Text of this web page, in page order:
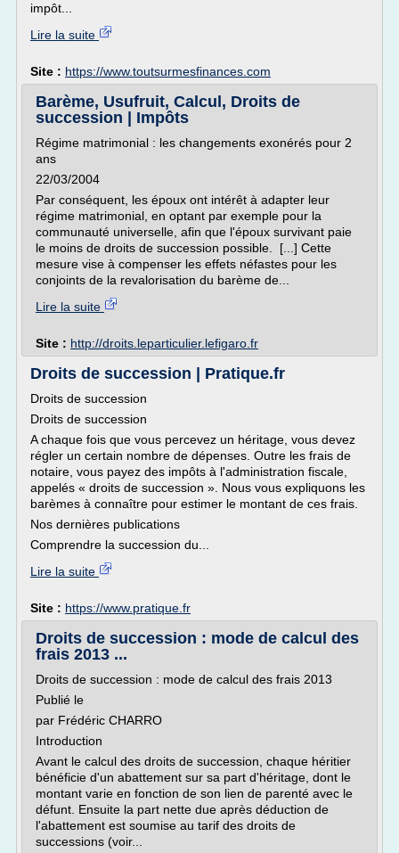
impôt...
Lire la suite
Site : https://www.toutsurmesfinances.com
Barème, Usufruit, Calcul, Droits de
succession | Impôts
Régime matrimonial : les changements exonérés pour 2
ans
22/03/2004
Par conséquent, les époux ont intérêt à adapter leur
régime matrimonial, en optant par exemple pour la
communauté universelle, afin que l'époux survivant paie
le moins de droits de succession possible. [...] Cette
mesure vise à compenser les effets néfastes pour les
conjoints de la revalorisation du barème de...
Lire la suite
Site : http://droits.leparticulier.lefigaro.fr
Droits de succession | Pratique.fr
Droits de succession
Droits de succession
A chaque fois que vous percevez un héritage, vous devez
régler un certain nombre de dépenses. Outre les frais de
notaire, vous payez des impôts à l'administration fiscale,
appelés « droits de succession ». Nous vous expliquons les
barèmes à connaître pour estimer le montant de ces frais.
Nos dernières publications
Comprendre la succession du...
Lire la suite
Site : https://www.pratique.fr
Droits de succession : mode de calcul des
frais 2013 ...
Droits de succession : mode de calcul des frais 2013
Publié le
par Frédéric CHARRO
Introduction
Avant le calcul des droits de succession, chaque héritier
bénéficie d'un abattement sur sa part d'héritage, dont le
montant varie en fonction de son lien de parenté avec le
défunt. Ensuite la part nette due après déduction de
l'abattement est soumise au tarif des droits de
successions (voir...